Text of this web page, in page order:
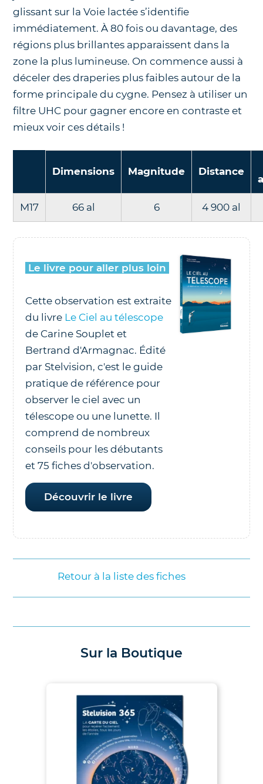
glissant sur la Voie lactée s’identifie
immédiatement. À 80 fois ou davantage, des
régions plus brillantes apparaissent dans la
zone la plus lumineuse. On commence aussi à
déceler des draperies plus faibles autour de la
forme principale du cygne. Pensez à utiliser un
filtre UHC pour gagner encore en contraste et
mieux voir ces détails !
Dimensions Magnitude Distance
M17 66 al 6 4 900 al
Le livre pour aller plus loin
Cette observation est extraite
du livre Le Ciel au télescope
de Carine Souplet et
Bertrand d'Armagnac. Édité
par Stelvision, c'est le guide
pratique de référence pour
observer le ciel avec un
télescope ou une lunette. Il
comprend de nombreux
conseils pour les débutants
et 75 fiches d'observation.
Découvrir le livre
Retour à la liste des fiches
Sur la Boutique